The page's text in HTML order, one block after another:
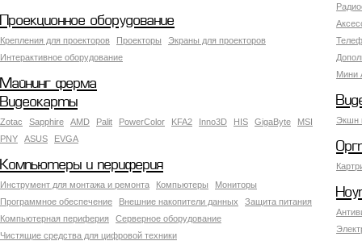
Мини
Проекционное оборудование
Крепления для проекторов Проекторы
Экраны для проекторов
Интерактивное оборудование
Майнинг ферма
Экшн
Видеокарты
Zotac Sapphire AMD Palit PowerColor KFA2 Inno3D HIS GigaByte
MSI
PNY
ASUS EVGA
Компьютеры и периферия
Инструмент для монтажа и ремонта Компьютеры
Мониторы
Программное обеспечение
Внешние накопители данных
Защита питания
Компьютерная периферия
Серверное оборудование
Чистящие средства для цифровой техники